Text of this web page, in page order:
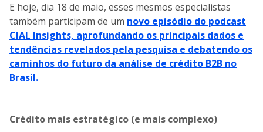
E hoje, dia 18 de maio, esses mesmos especialistas
também participam de um novo episódio do podcast
CIAL Insights, aprofundando os principais dados e
tendências revelados pela pesquisa e debatendo os
caminhos do futuro da análise de crédito B2B no
Brasil.
Crédito mais estratégico (e mais complexo)